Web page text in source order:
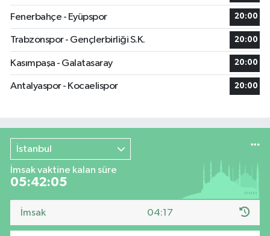
Fenerbahçe - Eyüpspor 20:00
Trabzonspor - Gençlerbirliği S.K. 20:00
Kasımpaşa - Galatasaray 20:00
Antalyaspor - Kocaelispor 20:00
İstanbul
İmsak vaktine kalan süre
05:42:04
İmsak 04:17